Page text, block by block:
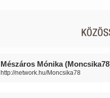
Mészáros Mónika
http://network.hu/Moncsika78